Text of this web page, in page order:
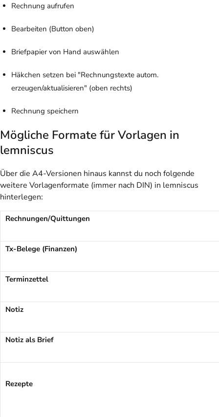
Rechnung aufrufen
Bearbeiten (Button oben)
Briefpapier von Hand auswählen
Häkchen setzen bei "Rechnungstexte autom.
erzeugen/aktualisieren" (oben rechts)
Rechnung speichern
Mögliche Formate für Vorlagen in
lemniscus
Über die A4-Versionen hinaus kannst du noch folgende
weitere Vorlagenformate (immer nach DIN) in lemniscus
hinterlegen:
Rechnungen/Quittungen
Tx-Belege (Finanzen)
Terminzettel
Notiz
Notiz als Brief
Rezepte